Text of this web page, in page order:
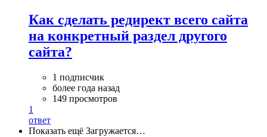
Как сделать редирект всего сайта
на конкретный раздел другого
сайта?
1 подписчик
более года назад
149 просмотров
1
ответ
Показать ещё Загружается…